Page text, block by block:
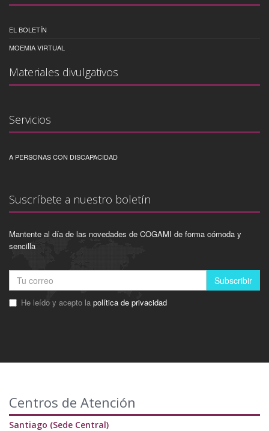
EL BOLETÍN
MOEMIA VIRTUAL
Materiales divulgativos
Servicios
A PERSONAS CON DISCAPACIDAD
Suscríbete a nuestro boletín
Mantente al día de las novedades de COGAMI de forma cómoda y
sencilla
Subscribir
He leído y acepto la política de privacidad
Centros de Atención
Santiago (Sede Central)